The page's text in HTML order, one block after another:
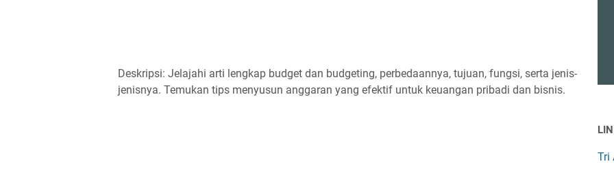
Deskripsi: Jelajahi arti lengkap budget dan budgeting, perbedaannya, tujuan, fungsi, serta jenis-
jenisnya. Temukan tips menyusun anggaran yang efektif untuk keuangan pribadi dan bisnis.
Tri